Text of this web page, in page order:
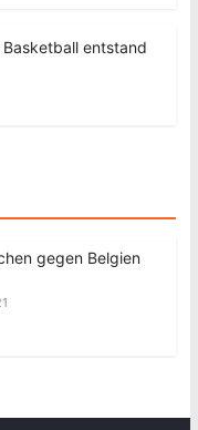
entstand
gegen Belgien